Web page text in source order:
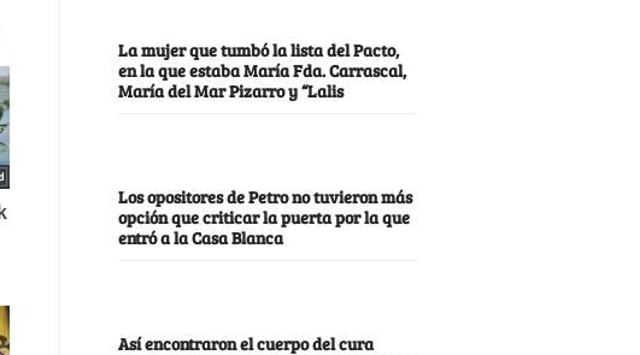
La mujer que tumbó la lista del Pacto,
en la que estaba María Fda. Carrascal,
María del Mar Pizarro y “Lalis
Los opositores de Petro no tuvieron más
opción que criticar la puerta por la que
entró a la Casa Blanca
Así encontraron el cuerpo del cura